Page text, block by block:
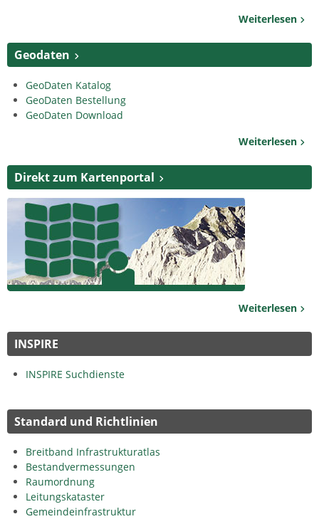
Weiterlesen
Geodaten
GeoDaten Katalog
GeoDaten Bestellung
GeoDaten Download
Weiterlesen
Direkt zum Kartenportal
Weiterlesen
INSPIRE
INSPIRE Suchdienste
Standard und Richtlinien
Breitband Infrastrukturatlas
Bestandvermessungen
Raumordnung
Leitungskataster
Gemeindeinfrastruktur